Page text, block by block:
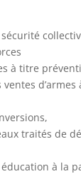
à titre
d’armes
traités de
à la